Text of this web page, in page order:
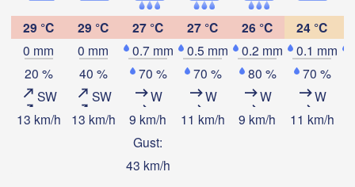
29 °C
0 mm
20 %
SW
13 km/h
29 °C
0 mm
40 %
SW
13 km/h
27 °C
0.7 mm
70 %
W
9 km/h
Gust:
43 km/h
27 °C
0.5 mm
70 %
W
11 km/h
26 °C
0.2 mm
80 %
W
9 km/h
24 °C
0.1 mm
70 %
W
11 km/h
Temperature
2 m above ground
Tu
Aug 04
We
Aug 05 Aug 06 Aug 07 Aug 08 Aug 09 Aug 10
:00 11
Воронеж
(Voronezh)
Липецк
(Lipetsk)
Старый Оскол
(Stary Oskol)
Тамбов
(Tambov)
Курск
(Kursk)
Орёл
(Oryol)